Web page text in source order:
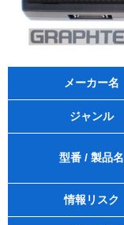
メーカー名
ジャンル
型番 / 製品名
情報リスク